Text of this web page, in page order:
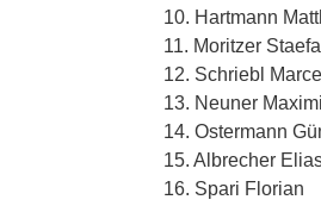
10. Hartmann
11. Moritzer
12. Schriebl Marcel
13. Neuner
14. Ostermann
15. Albrecher
16. Spari Florian